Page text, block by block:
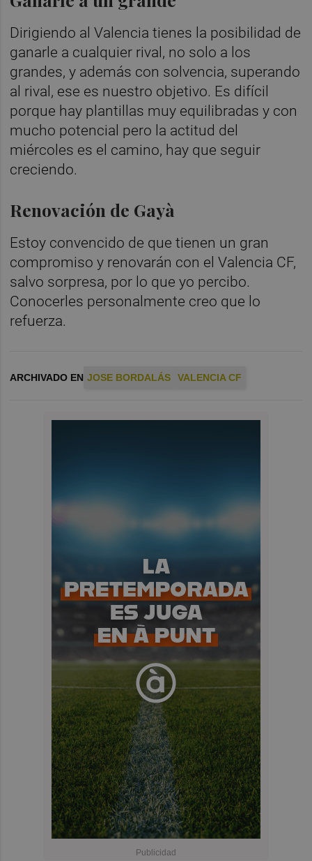
Dirigiendo al Valencia tienes la posibilidad de
ganarle a cualquier rival, no solo a los
grandes, y además con solvencia, superando
al rival, ese es nuestro objetivo. Es difícil
porque hay plantillas muy equilibradas y con
mucho potencial pero la actitud del
miércoles es el camino, hay que seguir
creciendo.
Renovación de Gayà
Estoy convencido de que tienen un gran
compromiso y renovarán con el Valencia CF,
salvo sorpresa, por lo que yo percibo.
Conocerles personalmente creo que lo
refuerza.
ARCHIVADO EN JOSE BORDALÁS VALENCIA CF